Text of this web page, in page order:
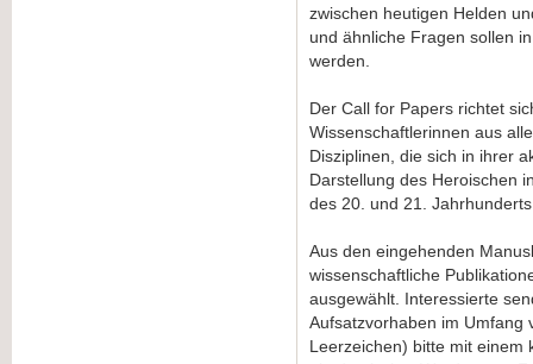
zwischen heutigen Helden
und ähnliche Fragen sollen
werden.
Der Call for Papers richtet
Wissenschaftlerinnen aus
Disziplinen, die sich in ihrer
Darstellung des Heroischen
des 20. und 21.
Aus den eingehenden
wissenschaftliche
ausgewählt. Interessierte
Aufsatzvorhaben im Umfang
Leerzeichen) bitte mit einem